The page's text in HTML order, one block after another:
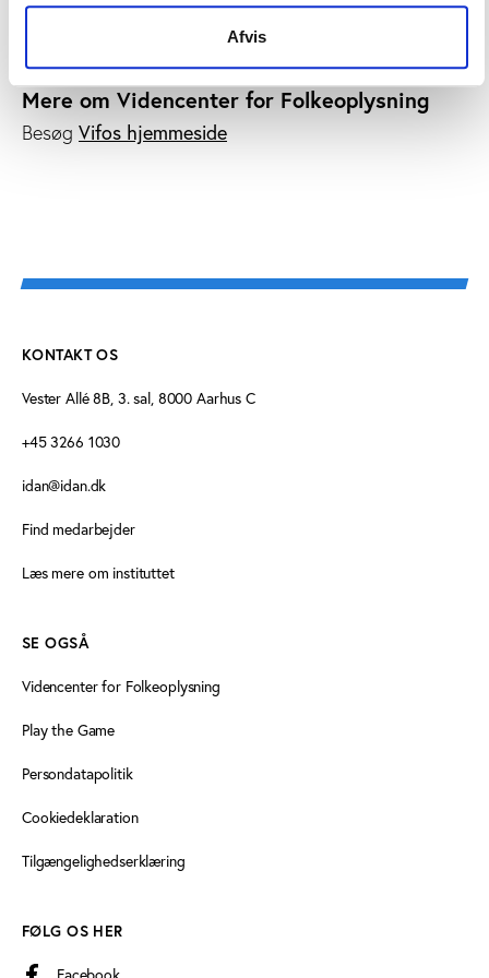
Afvis
Mere om Videncenter for Folkeoplysning
Besøg Vifos hjemmeside
KONTAKT OS
Vester Allé 8B, 3. sal, 8000 Aarhus C
+45 3266 1030
idan@idan.dk
Find medarbejder
Læs mere om instituttet
SE OGSÅ
Videncenter for Folkeoplysning
Play the Game
Persondatapolitik
Cookiedeklaration
Tilgængelighedserklæring
FØLG OS HER